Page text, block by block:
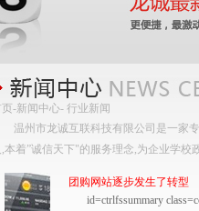
-新闻中心- 行业新闻
温州市龙诚互联科技有限公司是一家
,本着”诚信天下"的服务理念,为企业学
团购网站逐步发生了转型
id=ctrlfssummary